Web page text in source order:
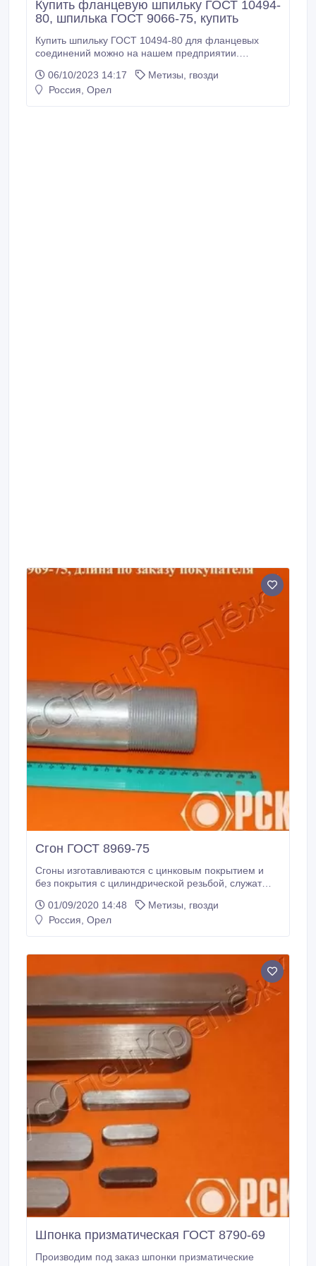
Купить фланцевую шпильку ГОСТ 10494-
80, шпилька ГОСТ 9066-75, купить
Купить шпильку ГОСТ 10494-80 для фланцевых
соединений можно на нашем предприятии.
линзовым уплотнением согласно ГОСТ 10494-80 в
нужном исполнении. Изготовим нестандартные
06/10/2023 14:17
Метизы, гвозди
Россия, Орел
Сгон ГОСТ 8969-75
Сгоны изготавливаются с цинковым покрытием и
без покрытия с цилиндрической резьбой, служат
применением уплотнителя, в системах отопления,
водопровода, газопровода и других системах,
01/09/2020 14:48
Метизы, гвозди
Россия, Орел
Шпонка призматическая ГОСТ 8790-69
Производим под заказ шпонки призматические